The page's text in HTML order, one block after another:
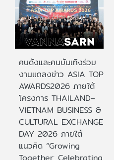
คนดังและคนบันเทิงร่วม
งานแถลงข่าว ASIA TOP
AWARDS2026 ภายใต้
โครงการ THAILAND–
VIETNAM BUSINESS &
CULTURAL EXCHANGE
DAY 2026 ภายใต้
แนวคิด “Growing